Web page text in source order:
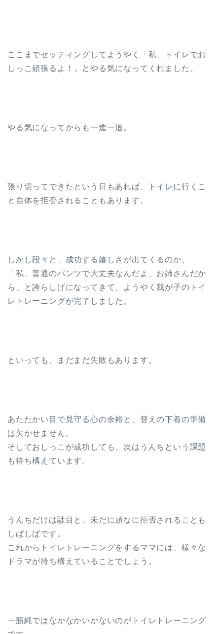
ここまでセッティングしてようやく「私、トイレでお
しっこ頑張るよ！」とやる気になってくれました。
やる気になってからも一進一退。
張り切ってできたという日もあれば、トイレに行くこ
と自体を拒否されることもあります。
しかし段々と、成功する嬉しさが出てくるのか、
「私、普通のパンツで大丈夫なんだよ、お姉さんだか
ら」と誇らしげになってきて、ようやく我が子のトイ
レトレーニングが完了しました。
といっても、まだまだ失敗もあります。
あたたかい目で見守る心の余裕と、替えの下着の準備
は欠かせません。
そしておしっこが成功しても、次はうんちという課題
も待ち構えています。
うんちだけは駄目と、未だに頑なに拒否されることも
しばしばです。
これからトイレトレーニングをするママには、様々な
ドラマが待ち構えていることでしょう。
一筋縄ではなかなかいかないのがトイレトレーニング